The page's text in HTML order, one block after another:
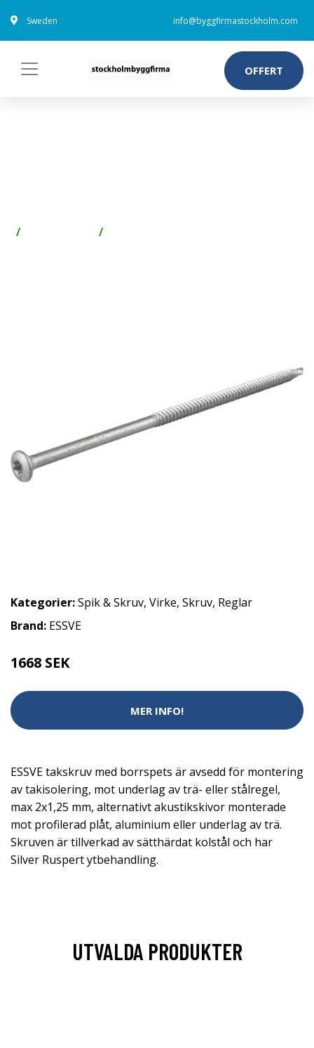
Sweden info@byggfirmastockholm.com
OFFERT
Kategorier:Spik & Skruv, Virke, Skruv, Reglar
Brand: ESSVE
1668 SEK
MER INFO!
ESSVE takskruv med borrspets är avsedd för montering
av takisolering, mot underlag av trä- eller stålregel,
max 2x1,25 mm, alternativt akustikskivor monterade
mot profilerad plåt, aluminium eller underlag av trä.
Skruven är tillverkad av sätthärdat kolstål och har
Silver Ruspert ytbehandling.
UTVALDA PRODUKTER